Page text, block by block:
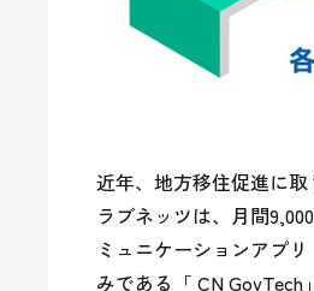
近年、地方移住促進に
ラブネッツは、月間
ミュニケーションアプ
みである「 CN